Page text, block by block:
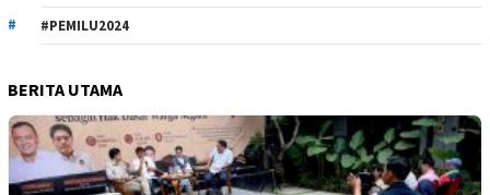
#PEMILU2024
BERITA UTAMA